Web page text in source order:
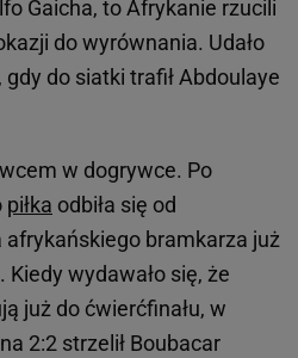
Gaicha, to Afrykanie rzucili
do wyrównania. Udało
do siatki trafił Abdoulaye
w dogrywce. Po
piłka odbiła się od
afrykańskiego bramkarza już
wydawało się, że
już do ćwierćfinału, w
2:2 strzelił Boubacar